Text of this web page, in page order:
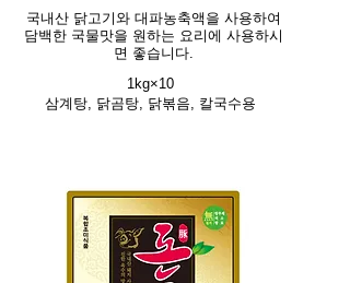
국내산 닭고기와 대파농축액을 사용하여
담백한 국물맛을 원하는 요리에 사용하시
면 좋습니다.
1kg×10
삼계탕, 닭곰탕, 닭볶음, 칼국수용